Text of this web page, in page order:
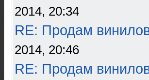
2014, 20:34
RE: Продам
2014, 20:46
RE: Продам